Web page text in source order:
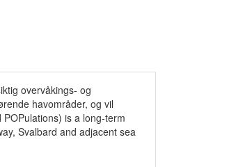
overvåkings- og
havområder, og vil
is a long-term
Svalbard and adjacent sea